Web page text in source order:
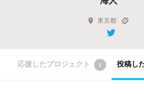
東京都
応援したプロジェクト 1 投稿し